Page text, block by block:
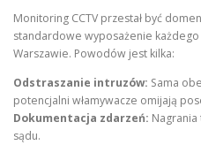
Monitoring CCTV przestał być
standardowe wyposażenie
Warszawie. Powodów jest kilka:
Odstraszanie intruzów: Sama
potencjalni włamywacze omijają
Dokumentacja zdarzeń:
sądu.